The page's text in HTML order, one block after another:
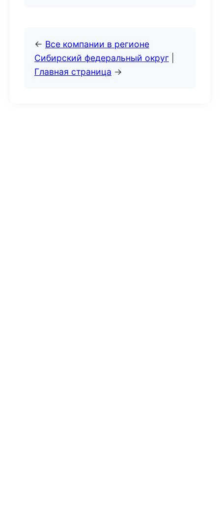
← Все компании в регионе
Сибирский федеральный округ
Главная страница →